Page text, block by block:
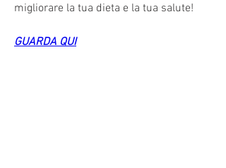
migliorare la tua dieta e la tua salute!
GUARDA QUI